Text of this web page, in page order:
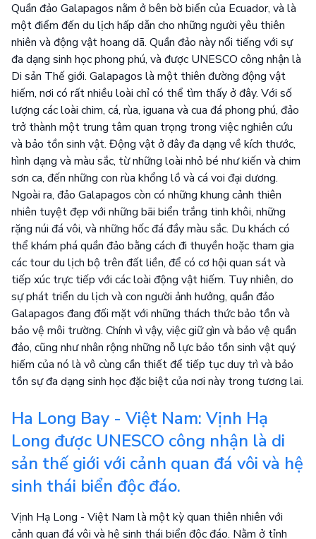
Quần đảo Galapagos nằm ở bên bờ biển của Ecuador, và là
một điểm đến du lịch hấp dẫn cho những người yêu thiên
nhiên và động vật hoang dã. Quần đảo này nổi tiếng với sự
đa dạng sinh học phong phú, và được UNESCO công nhận là
Di sản Thế giới. Galapagos là một thiên đường động vật
hiếm, nơi có rất nhiều loài chỉ có thể tìm thấy ở đây. Với số
lượng các loài chim, cá, rùa, iguana và cua đá phong phú, đảo
trở thành một trung tâm quan trọng trong việc nghiên cứu
và bảo tồn sinh vật. Động vật ở đây đa dạng về kích thước,
hình dạng và màu sắc, từ những loài nhỏ bé như kiến và chim
sơn ca, đến những con rùa khổng lồ và cá voi đại dương.
Ngoài ra, đảo Galapagos còn có những khung cảnh thiên
nhiên tuyệt đẹp với những bãi biển trắng tinh khôi, những
rặng núi đá vôi, và những hốc đá đầy màu sắc. Du khách có
thể khám phá quần đảo bằng cách đi thuyền hoặc tham gia
các tour du lịch bộ trên đất liền, để có cơ hội quan sát và
tiếp xúc trực tiếp với các loài động vật hiếm. Tuy nhiên, do
sự phát triển du lịch và con người ảnh hưởng, quần đảo
Galapagos đang đối mặt với những thách thức bảo tồn và
bảo vệ môi trường. Chính vì vậy, việc giữ gìn và bảo vệ quần
đảo, cũng như nhân rộng những nỗ lực bảo tồn sinh vật quý
hiếm của nó là vô cùng cần thiết để tiếp tục duy trì và bảo
tồn sự đa dạng sinh học đặc biệt của nơi này trong tương lai.
Ha Long Bay - Việt Nam: Vịnh Hạ
Long được UNESCO công nhận là di
sản thế giới với cảnh quan đá vôi và hệ
sinh thái biển độc đáo.
Vịnh Hạ Long - Việt Nam là một kỳ quan thiên nhiên với
cảnh quan đá vôi và hệ sinh thái biển độc đáo. Nằm ở tỉnh